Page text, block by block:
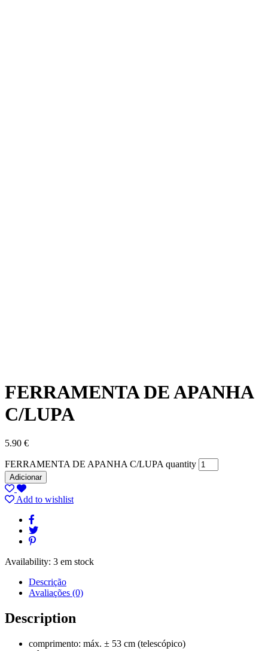
FERRAMENTA DE APANHA
C/LUPA
5.90 €
FERRAMENTA DE APANHA C/LUPA quantity
Adicionar
Add to wishlist
Availability: 3 em stock
Descrição
Avaliações (0)
Description
comprimento: máx. ± 53 cm (telescópico)